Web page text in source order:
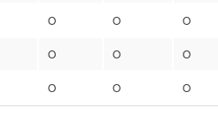
O O O
O O O
O O O